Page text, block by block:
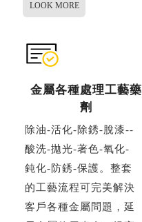
LOOK MORE
金屬各種處理工藝藥
劑
除油-活化-除銹-脫漆--
酸洗-拋光-著色-氧化-
鈍化-防銹-保護。整套
的工藝流程可完美解決
客戶各種金屬問題，延